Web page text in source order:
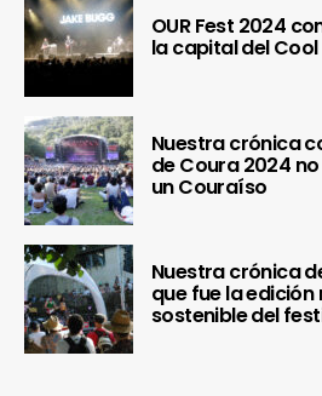
OUR Fest 2024
la capital del
Nuestra crónica
de Coura 2024
un Couraíso
Nuestra crónica
que fue la
sostenible del